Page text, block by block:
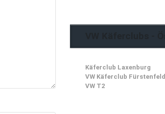
Käferclub Laxenburg
VW Käferclub Fürstenfeld
VW T2